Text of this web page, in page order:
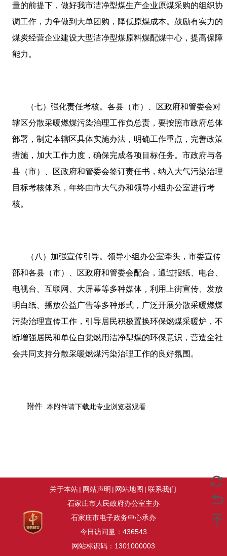
量的前提下，做好我市洁净型煤生产企业原煤采购的组织协
调工作，力争做到大单团购，降低原煤成本。鼓励有实力的
煤炭经营企业建设大型洁净型煤原料煤配煤中心，提高保障
能力。
（七）强化责任考核。各县（市）、区政府和管委会对
辖区分散采暖燃煤污染治理工作负总责，要按照市政府总体
部署，制定本辖区具体实施办法，明确工作重点，完善政策
措施，加大工作力度，确保完成各项目标任务。市政府与各
县（市）、区政府和管委会签订责任书，纳入大气污染治理
目标考核体系，年终由市大气办和领导小组办公室进行考
核。
（八）加强宣传引导。领导小组办公室牵头，市委宣传
部和各县（市）、区政府和管委会配合，通过报纸、电台、
电视台、互联网、大屏幕等多种媒体，利用上街宣传、发放
明白纸、播放公益广告等多种形式，广泛开展分散采暖燃煤
污染治理宣传工作，引导居民积极置换环保燃煤采暖炉，不
断增强居民和单位自觉燃用洁净型煤的环保意识，营造全社
会共同支持分散采暖燃煤污染治理工作的良好氛围。
附件 本附件请下载此专业浏览器观看
关于本站| 网站声明 | 网站地图 | 联系我们
石家庄市人民政府办公室主办
石家庄市电子政务中心承办
今日访问量： 436543
网站标识码：1301000003